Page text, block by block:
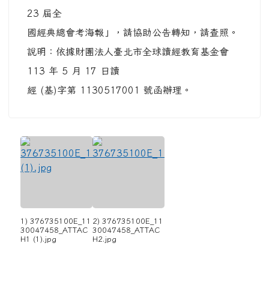
23 屆全
國經典總會考海報」，請協助公告轉知，請查照。
說明：依據財團法人臺北市全球讀經教育基金會
113 年 5 月 17 日讀
經 (基)字第 1130517001 號函辦理。
1) 376735100E_11
30047458_ATTAC
H1 (1).jpg
2) 376735100E_11
30047458_ATTAC
H2.jpg